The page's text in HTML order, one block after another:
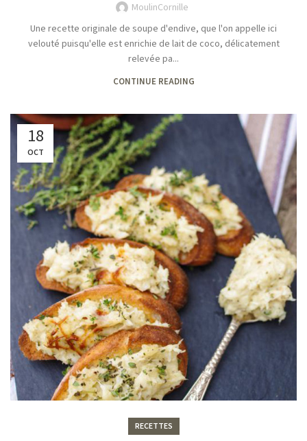
MoulinCornille
Une recette originale de soupe d'endive, que l'on appelle ici
velouté puisqu'elle est enrichie de lait de coco, délicatement
relevée pa...
CONTINUE READING
18
OCT
RECETTES